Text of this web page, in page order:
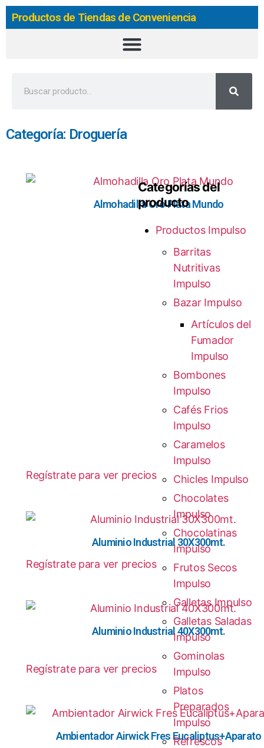
Productos de Tiendas de Conveniencia
Categoría: Droguería
Almohadilla Oro Plata Mundo
Regístrate para ver precios
Aluminio Industrial 30X300mt.
Regístrate para ver precios
Aluminio Industrial 40X300mt.
Regístrate para ver precios
Ambientador Airwick Fres Eucaliptus+Aparato
Categorías del
producto
Productos Impulso
Barritas
Nutritivas
Impulso
Bazar Impulso
Artículos del
Fumador
Impulso
Bombones
Impulso
Cafés Frios
Impulso
Caramelos
Impulso
Chicles Impulso
Chocolates
Impulso
Chocolatinas
Impulso
Frutos Secos
Impulso
Galletas Impulso
Galletas Saladas
Impulso
Gominolas
Impulso
Platos
Preparados
Impulso
Refrescos